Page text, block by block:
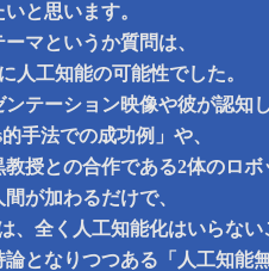
と思います。
マというか質問は、
人工知能の可能性でした。
テーション映像や彼が認知
手法での成功例」や、
教授との合作である2体のロボ
が加わるだけで、
、全く人工知能化はいらない
論となりつつある「人工知能